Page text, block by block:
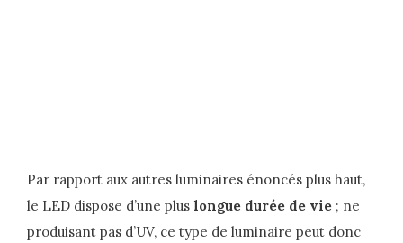
Par rapport aux autres luminaires énoncés plus haut,
le LED dispose d’une plus longue durée de vie ; ne
produisant pas d’UV, ce type de luminaire peut donc